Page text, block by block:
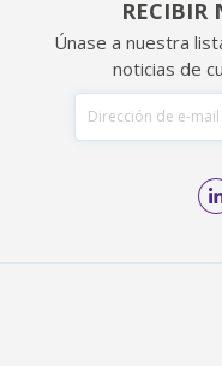
RECIBIR
Únase a nuestra
noticias de